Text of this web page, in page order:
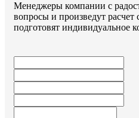
Менеджеры компании с
вопросы и произведут расчет
подготовят индивидуальное